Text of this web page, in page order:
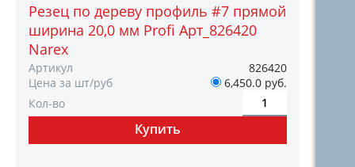
Резец по дереву профиль #7 прямой
ширина 20,0 мм Profi Арт_826420
Narex
Артикул
826420
Цена за шт/руб
6,450.0 руб.
Кол-во